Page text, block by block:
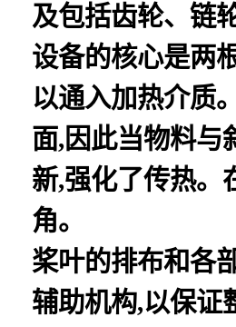
及包括齿轮、链
设备的核心是两
以通入加热介质
面,因此当物料与
新,强化了传热。
角。
桨叶的排布和各
辅助机构,以保证